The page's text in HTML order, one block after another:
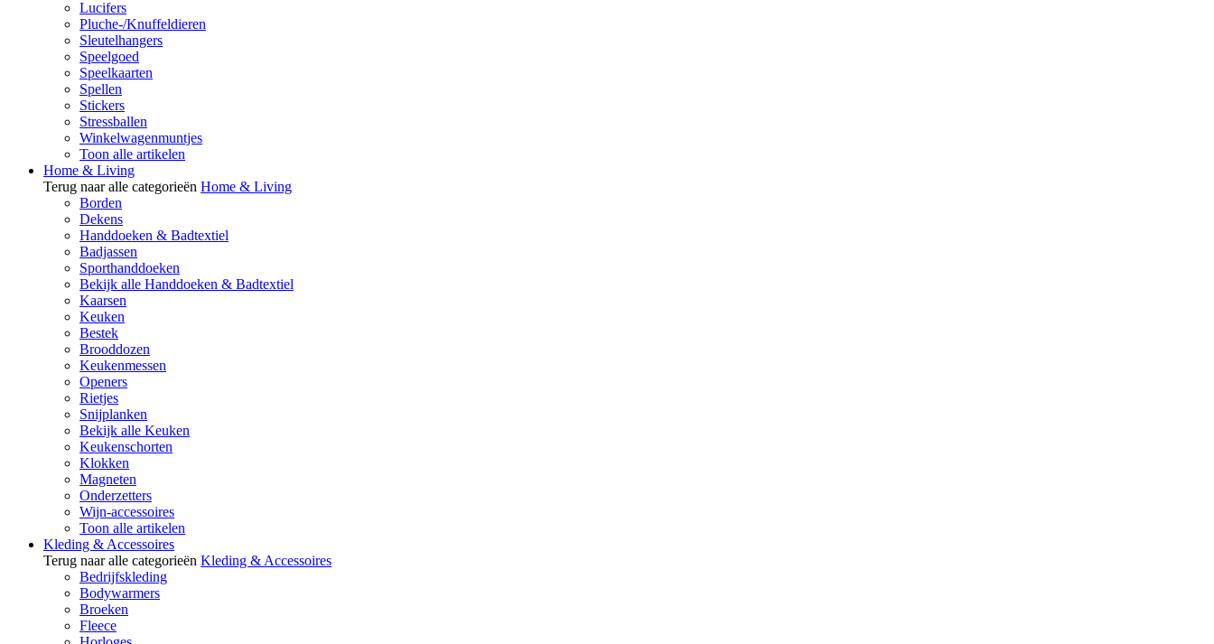
Lucifers
Pluche-/Knuffeldieren
Sleutelhangers
Speelgoed
Speelkaarten
Spellen
Stickers
Stressballen
Winkelwagenmuntjes
Toon alle artikelen
Home & Living
Terug naar alle categorieën Home & Living
Borden
Dekens
Handdoeken & Badtextiel
Badjassen
Sporthanddoeken
Bekijk alle Handdoeken & Badtextiel
Kaarsen
Keuken
Bestek
Brooddozen
Keukenmessen
Openers
Rietjes
Snijplanken
Bekijk alle Keuken
Keukenschorten
Klokken
Magneten
Onderzetters
Wijn-accessoires
Toon alle artikelen
Kleding & Accessoires
Terug naar alle categorieën Kleding & Accessoires
Bedrijfskleding
Bodywarmers
Broeken
Fleece